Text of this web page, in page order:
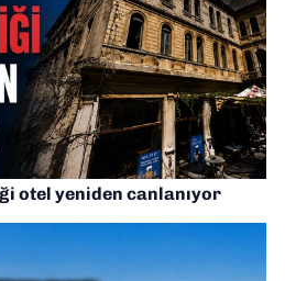
otel yeniden canlanıyor